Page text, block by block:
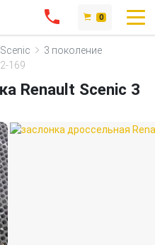
0
Scenic
3 поколение
169
Renault Scenic 3